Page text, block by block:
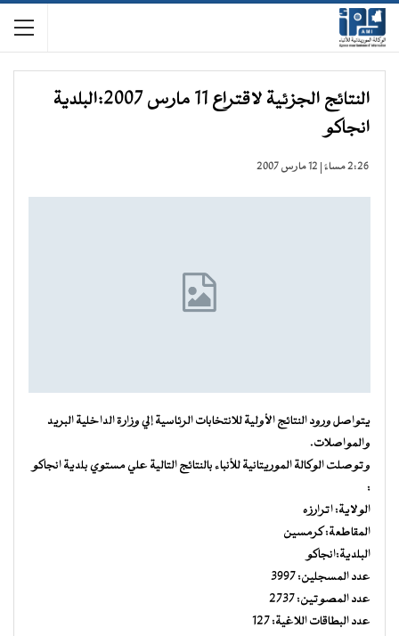
النتائج الجزئية لاقتراع 11 مارس 2007:البلدية
انجاكو
2:26 مساءً | 12 مارس 2007
يتواصل ورود النتائج الأولية للانتخابات الرئاسية إلي وزارة الداخلية البريد
والمواصلات.
وتوصلت الوكالة الموريتانية للأنباء بالنتائج التالية علي مستوي بلدية انجاكو
:
الولاية: اترارزه
المقاطعة: كرمسين
البلدية:انجاكو
عدد المسجلين: 3997
عدد المصوتين: 2737
عدد البطاقات اللاغية: 127